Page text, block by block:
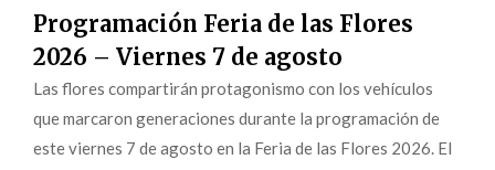
Programación Feria de las Flores
2026 – Viernes 7 de agosto
Las flores compartirán protagonismo con los vehículos
que marcaron generaciones durante la programación de
este viernes 7 de agosto en la Feria de las Flores 2026. El